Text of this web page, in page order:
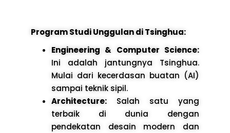
Program Studi Unggulan di Tsinghua:
Engineering & Computer Science:
Ini adalah jantungnya Tsinghua.
Mulai dari kecerdasan buatan (AI)
sampai teknik sipil.
Architecture: Salah satu yang
terbaik di dunia dengan
pendekatan desain modern dan